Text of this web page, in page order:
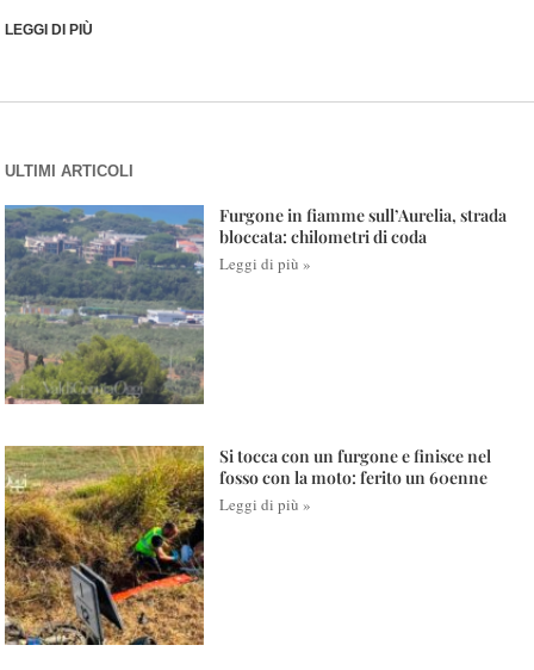
LEGGI DI PIÙ
ULTIMI ARTICOLI
Furgone in fiamme sull’Aurelia, strada
bloccata: chilometri di coda
Leggi di più »
Si tocca con un furgone e finisce nel
fosso con la moto: ferito un 60enne
Leggi di più »